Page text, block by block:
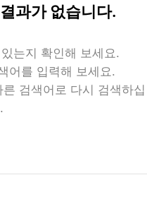
과가 없습니다.
는지 확인해 보세요.
어를 입력해 보세요.
검색어로 다시 검색하십